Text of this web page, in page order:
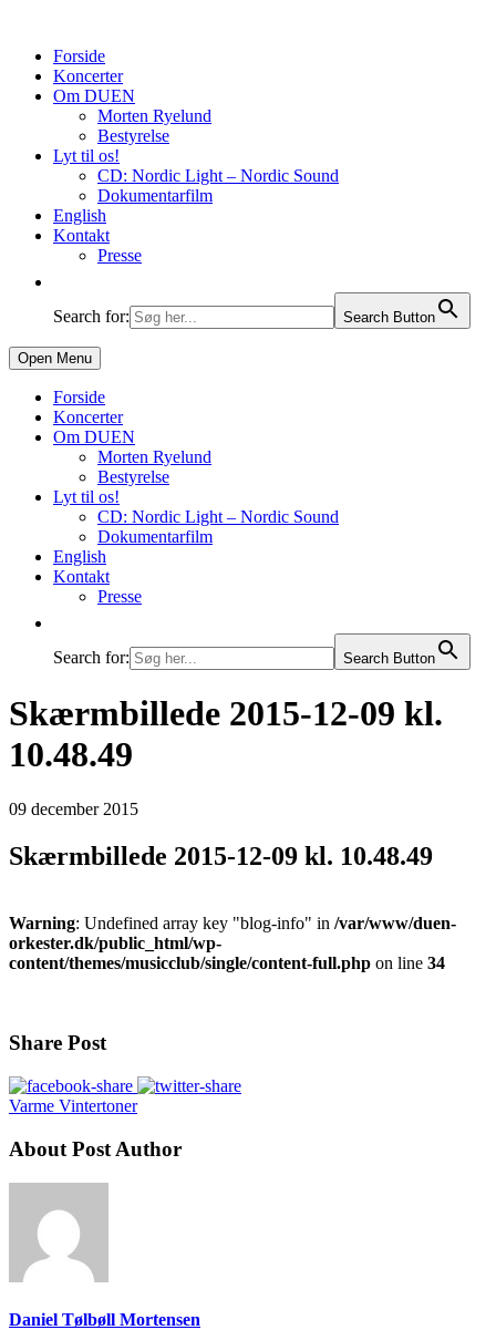
Forside
Koncerter
Om DUEN
Morten Ryelund
Bestyrelse
Lyt til os!
CD: Nordic Light – Nordic Sound
Dokumentarfilm
English
Kontakt
Presse
Search for: Search Button
Open Menu
Forside
Koncerter
Om DUEN
Morten Ryelund
Bestyrelse
Lyt til os!
CD: Nordic Light – Nordic Sound
Dokumentarfilm
English
Kontakt
Presse
Search for: Search Button
Skærmbillede 2015-12-09 kl.
10.48.49
09 december 2015
Skærmbillede 2015-12-09 kl. 10.48.49
Warning: Undefined array key "blog-info" in /var/www/duen-
orkester.dk/public_html/wp-
content/themes/musicclub/single/content-full.php on line 34
Share Post
Varme Vintertoner
About Post Author
Daniel Tølbøll Mortensen